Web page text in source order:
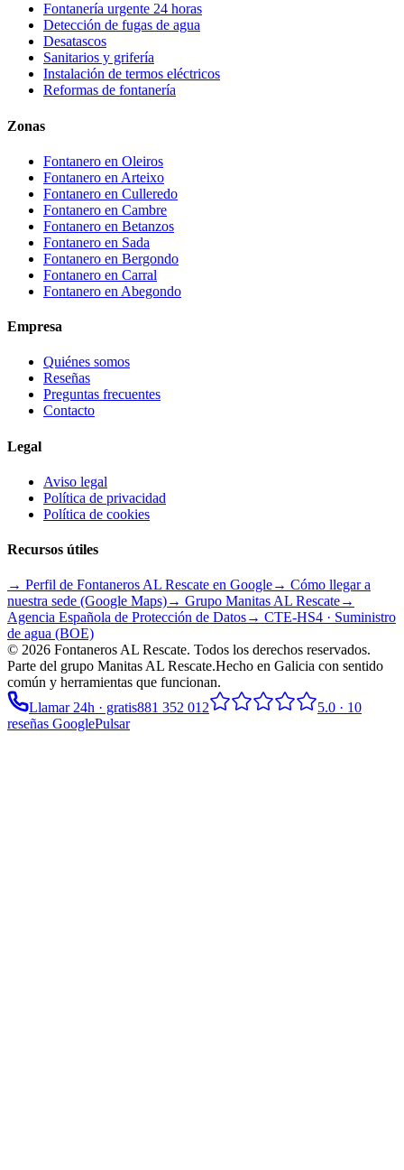
Fontanería urgente 24 horas
Detección de fugas de agua
Desatascos
Sanitarios y grifería
Instalación de termos eléctricos
Reformas de fontanería
Zonas
Fontanero en Oleiros
Fontanero en Arteixo
Fontanero en Culleredo
Fontanero en Cambre
Fontanero en Betanzos
Fontanero en Sada
Fontanero en Bergondo
Fontanero en Carral
Fontanero en Abegondo
Empresa
Quiénes somos
Reseñas
Preguntas frecuentes
Contacto
Legal
Aviso legal
Política de privacidad
Política de cookies
Recursos útiles
→ Perfil de Fontaneros AL Rescate en Google→ Cómo llegar a
nuestra sede (Google Maps)→ Grupo Manitas AL Rescate→
Agencia Española de Protección de Datos→ CTE-HS4 · Suministro
de agua (BOE)
© 2026 Fontaneros AL Rescate. Todos los derechos reservados.
Parte del grupo Manitas AL Rescate.Hecho en Galicia con sentido
común y herramientas que funcionan.
Llamar 24h · gratis881 352 012 5.0 · 10
reseñas GooglePulsar